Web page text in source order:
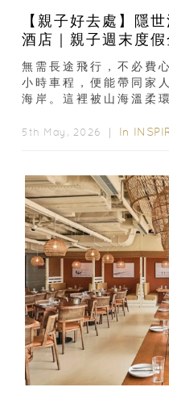
【親子好去處】隱
酒店｜親子週末度
無需長途飛行，不必費
小時車程，便能帶同家
海岸。這裡被山海溫柔
套...
5th May, 2026 ｜ In